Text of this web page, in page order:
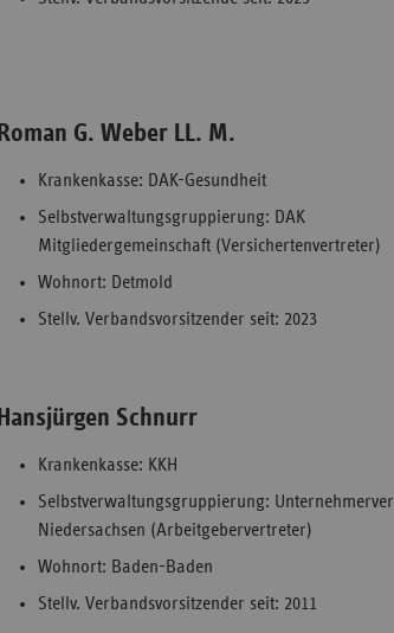
Roman G. Weber LL. M.
Krankenkasse: DAK-Gesundheit
Selbstverwaltungsgruppierung: DAK
Mitgliedergemeinschaft (Versichertenvertreter)
Wohnort: Detmold
Stellv. Verbandsvorsitzender seit: 2023
Hansjürgen Schnurr
Krankenkasse: KKH
Selbstverwaltungsgruppierung:
Niedersachsen (Arbeitgebervertreter)
Wohnort: Baden-Baden
Stellv. Verbandsvorsitzender seit: 2011